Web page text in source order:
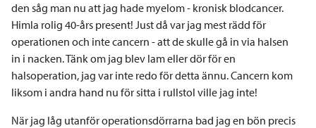
den såg man nu att jag hade myelom - kronisk blodcancer.
Himla rolig 40-års present! Just då var jag mest rädd för
operationen och inte cancern - att de skulle gå in via halsen
in i nacken. Tänk om jag blev lam eller dör för en
halsoperation, jag var inte redo för detta ännu. Cancern kom
liksom i andra hand nu för sitta i rullstol ville jag inte!
När jag låg utanför operationsdörrarna bad jag en bön precis